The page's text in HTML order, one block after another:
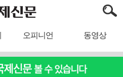
오피니언 동영상